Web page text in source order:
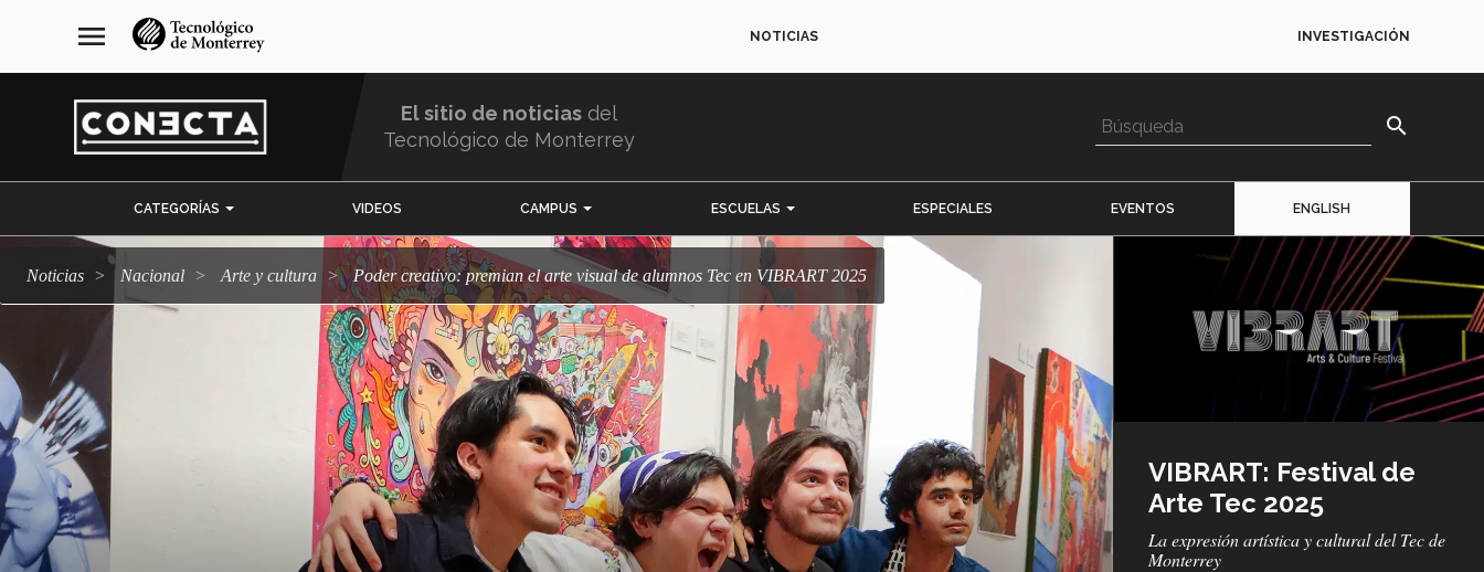
navegación
principal
menu NOTICIAS INVESTIGACIÓN
El sitio de noticias del
Tecnológico de Monterrey
search
CATEGORÍAS VIDEOS CAMPUS ESCUELAS ESPECIALES EVENTOS ENGLISH
Noticias Nacional arte y cultura Poder creativo: premian el arte visual de alumnos Tec en VIBRART 2025
VIBRART: Festival de
Arte Tec 2025
Subtítulo
La expresión artística y cultural del Tec de
Monterrey